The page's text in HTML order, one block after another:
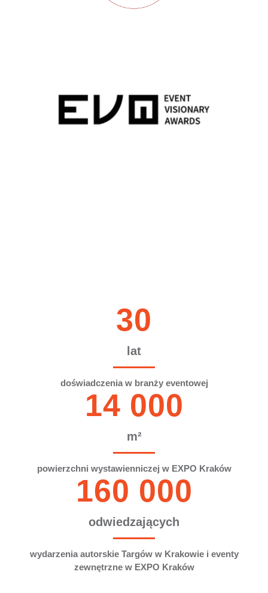
30
lat
doświadczenia w branży eventowej
14 000
m²
powierzchni wystawienniczej w EXPO Kraków
160 000
odwiedzających
wydarzenia autorskie Targów w Krakowie i eventy
zewnętrzne w EXPO Kraków